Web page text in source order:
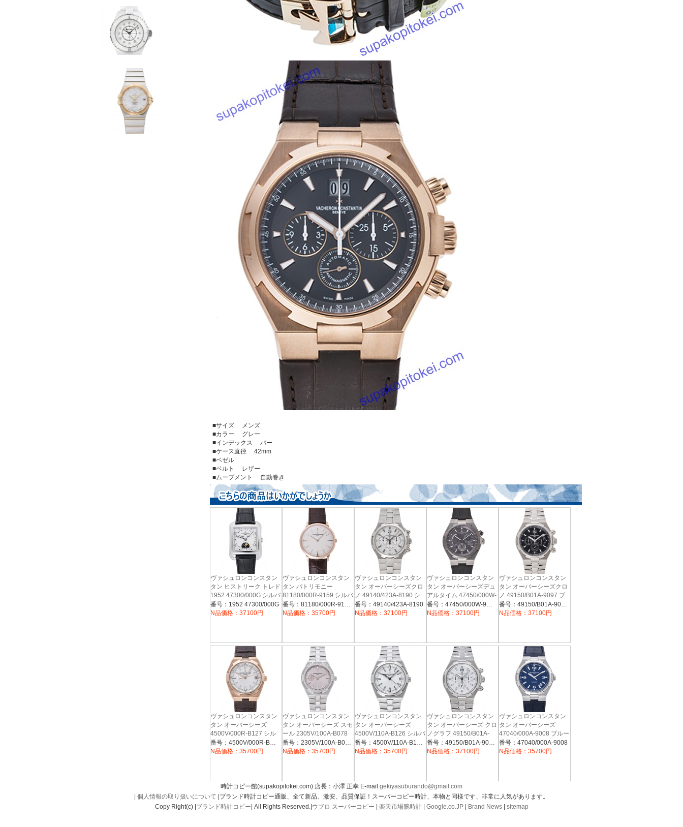
■サイズ メンズ
■カラー グレー
■インデックス バー
■ケース直径 42mm
■ベゼル
■ベルト レザー
■ムーブメント 自動巻き
ヴァシュロンコンスタン
タン ヒストリーク トレド
1952 47300/000G シルバ
ー
番号：1952 47300/000G
N品価格：37100円
ヴァシュロンコンスタン
タン パトリモニー
81180/000R-9159 シルバ
ー
番号：81180/000R-9159
N品価格：35700円
ヴァシュロンコンスタン
タン オーバーシーズクロ
ノ 49140/423A-8190 シ
ルバー
番号：49140/423A-8190
N品価格：37100円
ヴァシュロンコンスタン
タン オーバーシーズデュ
アルタイム 47450/000W-
9511 グレー
番号：47450/000W-9511
N品価格：37100円
ヴァシュロンコンスタン
タン オーバーシーズクロ
ノ 49150/B01A-9097 ブ
ラック
番号：49150/B01A-9097
N品価格：37100円
ヴァシュロンコンスタン
タン オーバーシーズ
4500V/000R-B127 シル
バー
番号：4500V/000R-B127
N品価格：35700円
ヴァシュロンコンスタン
タン オーバーシーズ スモ
ール 2305V/100A-B078
ローズベージュ
番号：2305V/100A-B078
N品価格：35700円
ヴァシュロンコンスタン
タン オーバーシーズ
4500V/110A-B126 シルバ
ー
番号：4500V/110A-B126
N品価格：35700円
ヴァシュロンコンスタン
タン オーバーシーズ クロ
ノグラフ 49150/B01A-
9095 シルバー
番号：49150/B01A-9095
N品価格：37100円
ヴァシュロンコンスタン
タン オーバーシーズ
47040/000A-9008 ブルー
番号：47040/000A-9008
N品価格：35700円
時計コピー館(supakopitokei.com) 店長：小澤 正幸 E-mail:gekiyasuburando@gmail.com
個人情報の取り扱いについて |ブランド時計コピー通販、全て新品、激安、品質保証！スーパーコピー時計、本物と同様です、非常に人気があります。
Copy Right(c) | ブランド時計コピー | All Rights Reserved.| ウブロ スーパーコピー 楽天市場腕時計| Google.co.JP| Brand News| sitemap